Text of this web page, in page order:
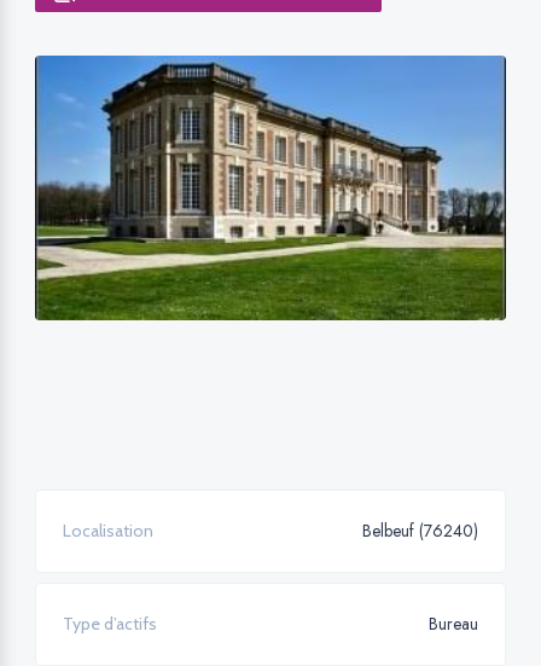
Localisation Belbeuf (76240)
Type d’actifs Bureau